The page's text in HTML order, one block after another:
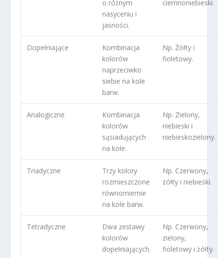
o różnym
nasyceniu i
jasności.
ciemnoniebieski.
Dopełniające
Kombinacja
kolorów
naprzeciwko
siebie na kole
barw.
Np. Żółty i
fioletowy.
Analogiczne
Kombinacja
kolorów
sąsiadujących
na kole.
Np. Zielony,
niebieski i
niebieskozielony.
Triadyczne
Trzy kolory
rozmieszczone
równomiernie
na kole barw.
Np. Czerwony,
żółty i niebieski.
Tetradyczne
Dwa zestawy
kolorów
dopełniających.
Np. Czerwony,
zielony,
fioletowy i żółty.